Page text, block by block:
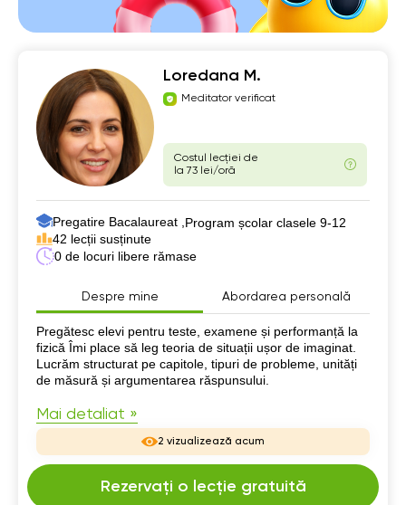
Loredana M.
Meditator verificat
Costul lecției de
la 73 lei/oră
Pregatire Bacalaureat , Program școlar clasele 9-12
42 lecții susținute
0 de locuri libere rămase
Despre mine Abordarea personală
Despre mine
Pregătesc elevi pentru teste, examene și performanță la
fizică Îmi place să leg teoria de situații ușor de imaginat.
Lucrăm structurat pe capitole, tipuri de probleme, unități
de măsură și argumentarea răspunsului.
Mai detaliat »
2 vizualizează acum
Rezervați o lecție gratuită